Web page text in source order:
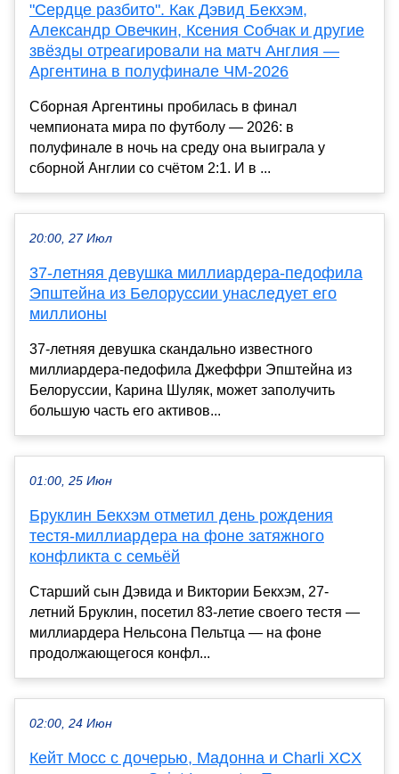
"Сердце разбито". Как Дэвид Бекхэм,
Александр Овечкин, Ксения Собчак и другие
звёзды отреагировали на матч Англия —
Аргентина в полуфинале ЧМ-2026
Сборная Аргентины пробилась в финал
чемпионата мира по футболу — 2026: в
полуфинале в ночь на среду она выиграла у
сборной Англии со счётом 2:1. И в ...
20:00, 27 Июл
37-летняя девушка миллиардера-педофила
Эпштейна из Белоруссии унаследует его
миллионы
37-летняя девушка скандально известного
миллиардера-педофила Джеффри Эпштейна из
Белоруссии, Карина Шуляк, может заполучить
большую часть его активов...
01:00, 25 Июн
Бруклин Бекхэм отметил день рождения
тестя-миллиардера на фоне затяжного
конфликта с семьёй
Старший сын Дэвида и Виктории Бекхэм, 27-
летний Бруклин, посетил 83-летие своего тестя —
миллиардера Нельсона Пельтца — на фоне
продолжающегося конфл...
02:00, 24 Июн
Кейт Мосс с дочерью, Мадонна и Charli XCX